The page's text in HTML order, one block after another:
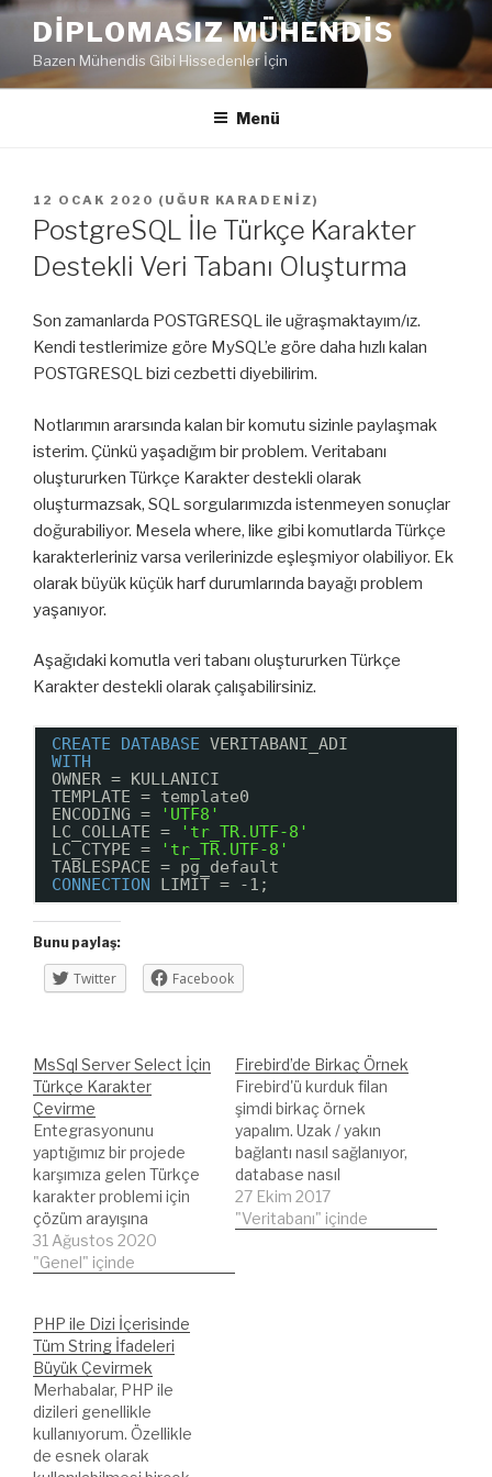
İçeriğe
DIPLOMASIZ MÜHENDIS
Bazen Mühendis Gibi Hissedenler İçin
Menü
YAYIM
TARIHI
12 OCAK 2020 ( UĞUR KARADENIZ)
PostgreSQL İle Türkçe Karakter
Destekli Veri Tabanı Oluşturma
Son zamanlarda POSTGRESQL ile uğraşmaktayım/ız.
Kendi testlerimize göre MySQL’e göre daha hızlı kalan
POSTGRESQL bizi cezbetti diyebilirim.
Notlarımın ararsında kalan bir komutu sizinle paylaşmak
isterim. Çünkü yaşadığım bir problem. Veritabanı
oluştururken Türkçe Karakter destekli olarak
oluşturmazsak, SQL sorgularımızda istenmeyen sonuçlar
doğurabiliyor. Mesela where, like gibi komutlarda Türkçe
karakterleriniz varsa verilerinizde eşleşmiyor olabiliyor. Ek
olarak büyük küçük harf durumlarında bayağı problem
yaşanıyor.
Aşağıdaki komutla veri tabanı oluştururken Türkçe
Karakter destekli olarak çalışabilirsiniz.
CREATE DATABASE VERITABANI_ADI
WITH
OWNER = KULLANICI
TEMPLATE = template0
ENCODING =
'UTF8'
LC_COLLATE =
'tr_TR.UTF-8'
LC_CTYPE =
'tr_TR.UTF-8'
TABLESPACE = pg_default
CONNECTION
LIMIT = -1;
Bunu paylaş:
Twitter Facebook
MsSql Server Select İçin
Türkçe Karakter
Çevirme
Entegrasyonunu
yaptığımız bir projede
karşımıza gelen Türkçe
karakter problemi için
çözüm arayışına
girdiğimde aşağıdakine
benzer bir yöntem
hali oldukça farklı :)
SQL'den SELECT edilen
verinin Türkçe
karakterler ile geldiği için
dosyalama tarafında
bozulmalara yol açıyordu.
Aşağıdaki Fonksiyon
31 Ağustos 2020
"Genel" içinde
Firebird’de Birkaç Örnek
Firebird'ü kurduk filan
şimdi birkaç örnek
yapalım. Uzak / yakın
bağlantı nasıl sağlanıyor,
database nasıl
oluşturuluyor kısaca
bahsedelim. Tablo
27 Ekim 2017
"Veritabanı" içinde
PHP ile Dizi İçerisinde
Tüm String İfadeleri
Büyük Çevirmek
Merhabalar, PHP ile
dizileri genellikle
kullanıyorum. Özellikle
de esnek olarak